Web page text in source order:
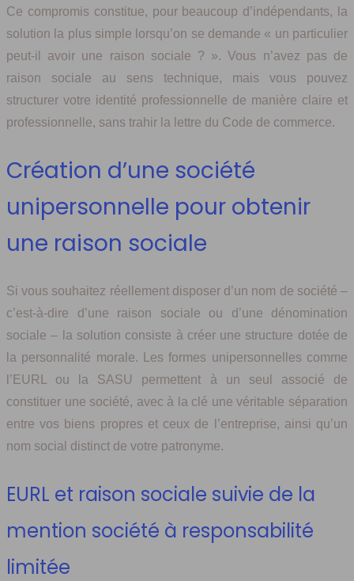
Ce compromis constitue, pour beaucoup d’indépendants, la
solution la plus simple lorsqu’on se demande « un particulier
peut-il avoir une raison sociale ? ». Vous n’avez pas de
raison sociale au sens technique, mais vous pouvez
structurer votre identité professionnelle de manière claire et
professionnelle, sans trahir la lettre du Code de commerce.
Création d’une société
unipersonnelle pour obtenir
une raison sociale
Si vous souhaitez réellement disposer d’un nom de société –
c’est-à-dire d’une raison sociale ou d’une dénomination
sociale – la solution consiste à créer une structure dotée de
la personnalité morale. Les formes unipersonnelles comme
l’EURL ou la SASU permettent à un seul associé de
constituer une société, avec à la clé une véritable séparation
entre vos biens propres et ceux de l’entreprise, ainsi qu’un
nom social distinct de votre patronyme.
EURL et raison sociale suivie de la
mention société à responsabilité
limitée